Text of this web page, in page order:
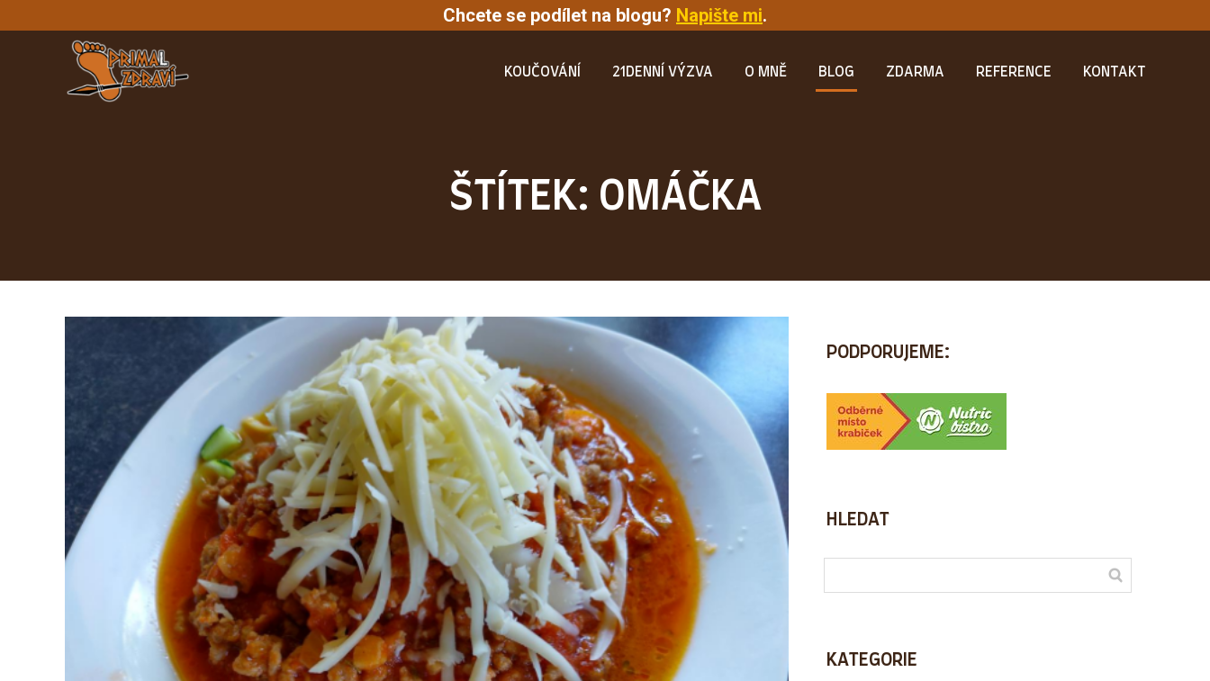
Chcete se podílet na blogu? Napište mi.
KOUČOVÁNÍ 21DENNÍ VÝZVA O MNĚ BLOG ZDARMA REFERENCE KONTAKT
ŠTÍTEK: OMÁČKA
PODPORUJEME:
HLEDAT
KATEGORIE